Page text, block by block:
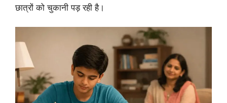
छात्रों को चुकानी पड़ रही है।